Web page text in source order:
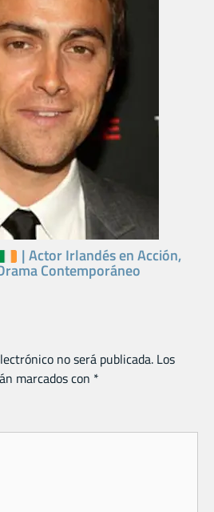
| Actor Irlandés en Acción,
Contemporáneo
no será publicada. Los
marcados con *